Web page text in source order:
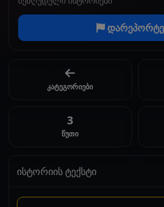
კატეგორიები
3
წუთი
ისტორიის ტექსტი